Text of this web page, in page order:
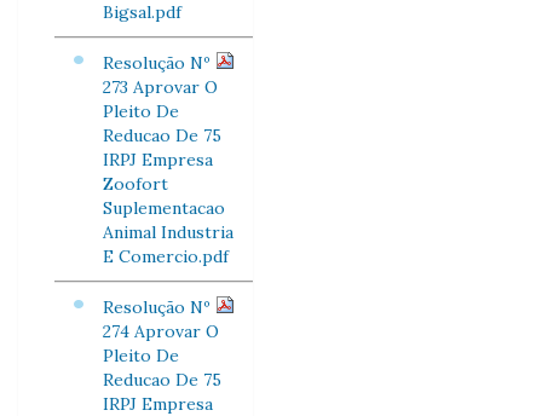
Bigsal.pdf
Resolução Nº
273 Aprovar O
Pleito De
Reducao De 75
IRPJ Empresa
Zoofort
Suplementacao
Animal Industria
E Comercio.pdf
Resolução Nº
274 Aprovar O
Pleito De
Reducao De 75
IRPJ Empresa